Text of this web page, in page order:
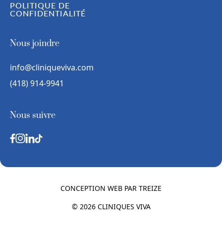
POLITIQUE DE
CONFIDENTIALITÉ
Nous joindre
info@cliniqueviva.com
(418) 914-9941
Nous suivre
CONCEPTION WEB PAR TREIZE
© 2026 CLINIQUES VIVA